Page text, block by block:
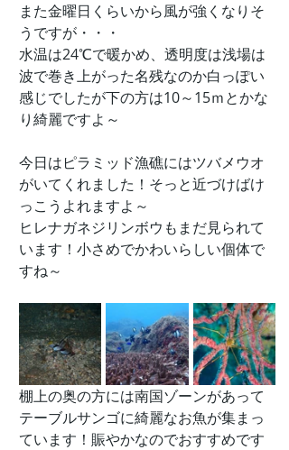
また金曜日くらいから風が強くなりそ
うですが・・・
水温は24℃で暖かめ、透明度は浅場は
波で巻き上がった名残なのか白っぽい
感じでしたが下の方は10～15ｍとかな
り綺麗ですよ～
今日はピラミッド漁礁にはツバメウオ
がいてくれました！そっと近づけばけ
っこうよれますよ～
ヒレナガネジリンボウもまだ見られて
います！小さめでかわいらしい個体で
すね～
棚上の奥の方には南国ゾーンがあって
テーブルサンゴに綺麗なお魚が集まっ
ています！賑やかなのでおすすめです